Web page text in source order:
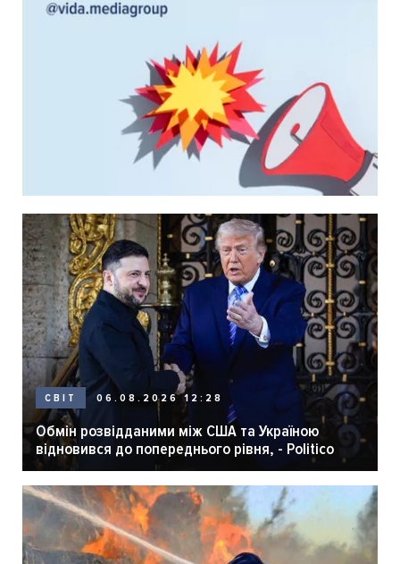
СВІТ 06.08.2026 12:28
Обмін розвідданими між США та Україною
відновився до попереднього рівня, - Politico